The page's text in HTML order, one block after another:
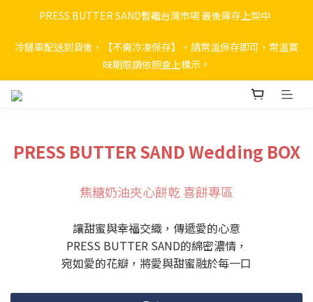
PRESS BUTTER SAND暫離台灣市場 最後庫存上架中
冷鏈車配送到貨後，【不需冷凍保存】，請常溫保存即可，常溫賞
味期限請依照盒上標示。
PRESS BUTTER SAND Wedding BOX
焦糖奶油夾心餅乾 喜餅專區
讓甜蜜與幸福交織，傳遞愛的心意
PRESS BUTTER SAND的綿密濃情，
宛如愛的花瓣，將愛與甜蜜融於每一口